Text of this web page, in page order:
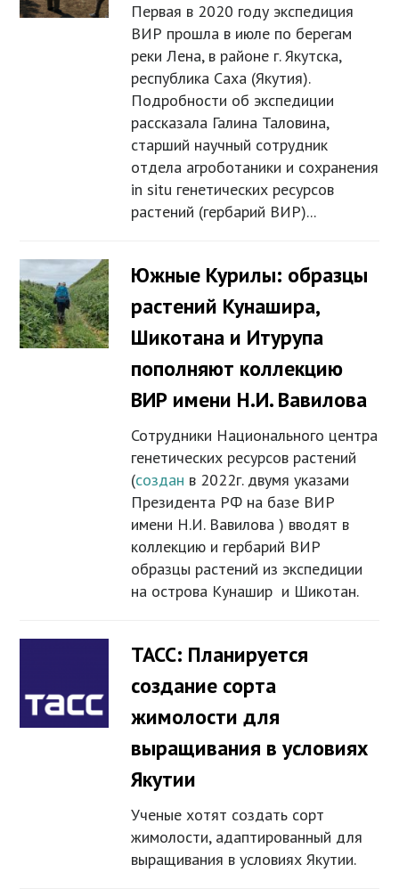
Первая в 2020 году экспедиция
ВИР прошла в июле по берегам
реки Лена, в районе г. Якутска,
республика Саха (Якутия).
Подробности об экспедиции
рассказала Галина Таловина,
старший научный сотрудник
отдела агроботаники и сохранения
in situ генетических ресурсов
растений (гербарий ВИР)...
Южные Курилы: образцы
растений Кунашира,
Шикотана и Итурупа
пополняют коллекцию
ВИР имени Н.И. Вавилова
Сотрудники Национального центра
генетических ресурсов растений
(создан в 2022г. двумя указами
Президента РФ на базе ВИР
имени Н.И. Вавилова ) вводят в
коллекцию и гербарий ВИР
образцы растений из экспедиции
на острова Кунашир и Шикотан.
ТАСС: Планируется
создание сорта
жимолости для
выращивания в условиях
Якутии
Ученые хотят создать сорт
жимолости, адаптированный для
выращивания в условиях Якутии.